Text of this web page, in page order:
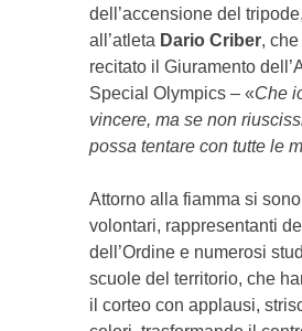
dell’accensione del
all’atleta Dario Criber,
recitato il Giuramento
Special Olympics – «Che
vincere, ma se non
possa tentare con tutte le
Attorno alla fiamma si
volontari, rappresentanti
dell’Ordine e numerosi
scuole del territorio, che
il corteo con applausi,